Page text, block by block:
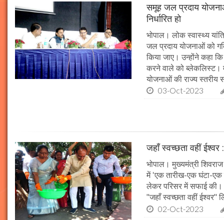
समूह जल प्रदाय
निर्धारित हो
भोपाल। लोक स्वास्थ्य
जल प्रदाय योजनाओं को
किया जाए। उन्होंने कहा
करने वाले को ब्लेकलिस्ट।
योजनाओं की राज्य स्तरीय
03-Oct-2023
जहाँ स्वच्छता वहीं ईश्वर
भोपाल। मुख्यमंत्री
में 'एक तारीख-एक घंटा-एक
लेकर परिसर में सफाई की।
"जहाँ स्वच्छता वहीं ईश्वर"
02-Oct-2023